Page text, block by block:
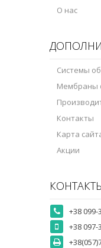
О нас
Системы
Мембраны
Контакты
Карта
Акции
+38 099-
+38 097-